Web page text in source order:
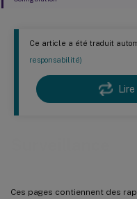
Ce article a été traduit
responsabilité)
Ces pages contiennent des